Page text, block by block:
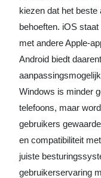
kiezen dat het beste
behoeften. iOS
met andere Apple-
Android biedt
Windows is minder
telefoons, maar
gebruikers
en compatibiliteit
juiste
gebruikerservaring